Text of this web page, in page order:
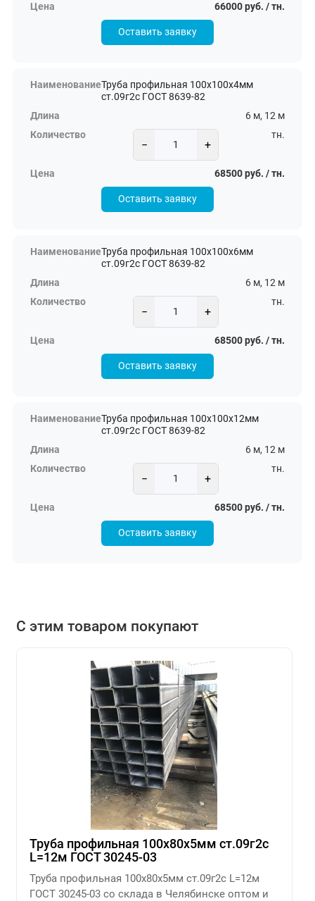
66000 руб. / тн.
Оставить заявку
Труба профильная 100х100х4мм
ст.09г2с ГОСТ 8639-82
6 м, 12 м
− +
тн.
68500 руб. / тн.
Оставить заявку
Труба профильная 100х100х6мм
ст.09г2с ГОСТ 8639-82
6 м, 12 м
− +
тн.
68500 руб. / тн.
Оставить заявку
Труба профильная 100х100х12мм
ст.09г2с ГОСТ 8639-82
6 м, 12 м
− +
тн.
68500 руб. / тн.
Оставить заявку
С этим товаром покупают
Труба профильная 100х80х5мм ст.09г2с
L=12м ГОСТ 30245-03
Труба профильная 100х80х5мм ст.09г2с L=12м
ГОСТ 30245-03 со склада в Челябинске оптом и